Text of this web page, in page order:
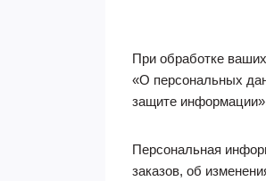
При обработке
«О персональных
защите
Персональная
заказов, об